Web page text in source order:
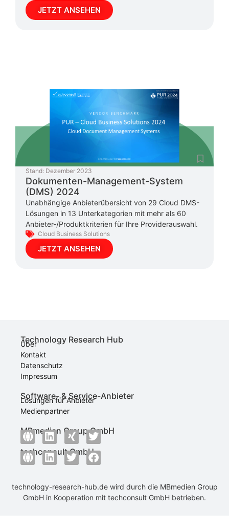
JETZT ANSEHEN
Stand: Dezember 2023
Dokumenten-Management-System
(DMS) 2024
Unabhängige Anbieterübersicht von 29 Cloud DMS-
Lösungen in 13 Unterkategorien mit mehr als 60
Anbieter-/Produktkriterien für Ihre Providerauswahl.
Cloud Business Solutions
JETZT ANSEHEN
Technology Research Hub
Über
Kontakt
Datenschutz
Impressum
Software- & Service-Anbieter
Lösungen für Anbieter
Medienpartner
MBmedien Group GmbH
techconsult GmbH
technology-research-hub.de wird durch die MBmedien Group
GmbH in Kooperation mit techconsult GmbH betrieben.